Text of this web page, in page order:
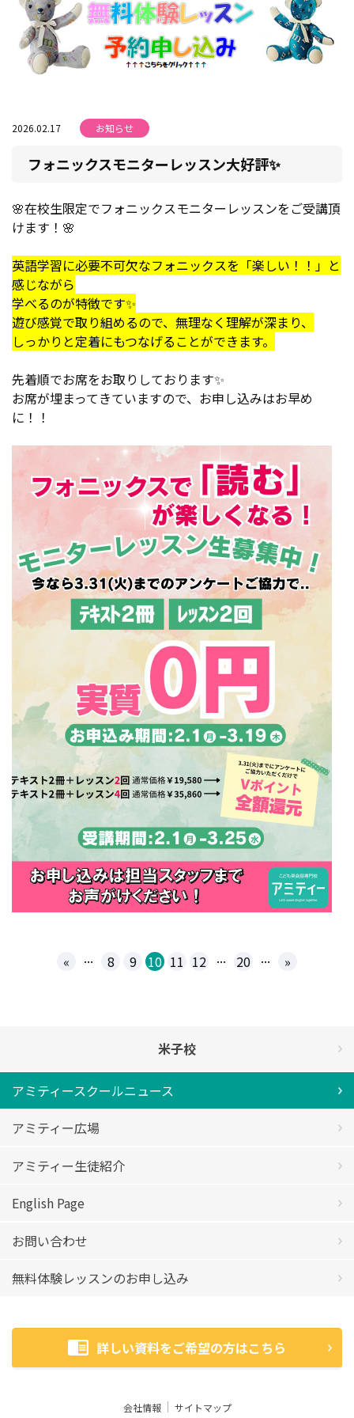
2026.02.17 お知らせ
フォニックスモニターレッスン大好評✨
🌸在校生限定でフォニックスモニターレッスンをご受講頂
けます！🌸
英語学習に必要不可欠なフォニックスを「楽しい！！」と
感じながら
学べるのが特徴です✨
遊び感覚で取り組めるので、無理なく理解が深まり、
しっかりと定着にもつなげることができます。
先着順でお席をお取りしております✨
お席が埋まってきていますので、お申し込みはお早め
に！！
« ... 8 9 10 11 12 ... 20 ... »
米子校
アミティースクールニュース
アミティー広場
アミティー生徒紹介
English Page
お問い合わせ
無料体験レッスンのお申し込み
詳しい資料をご希望の方はこちら
会社情報 サイトマップ